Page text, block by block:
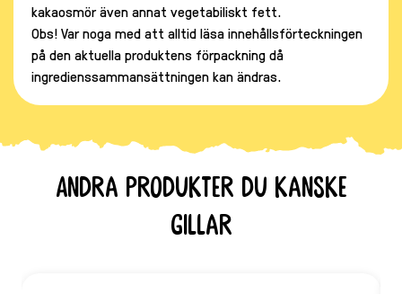
kakaosmör även annat vegetabiliskt fett.
Obs! Var noga med att alltid läsa innehållsförteckningen
på den aktuella produktens förpackning då
ingredienssammansättningen kan ändras.
Andra produkter du kanske
gillar